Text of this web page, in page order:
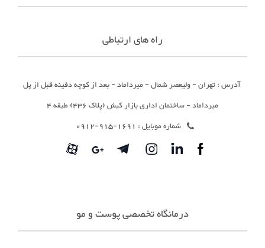
راه های ارتباطی
آدرس : تهران - ولیعصر شمال - میرداماد - بعد از کوچه دفینه قبل از پل
میرداماد - ساختمان اداری بازار کیش (پلاک 436) طبقه 4
شماره موبایل : 1691-915-0912
درمانگاه تخصصی پوست و مو